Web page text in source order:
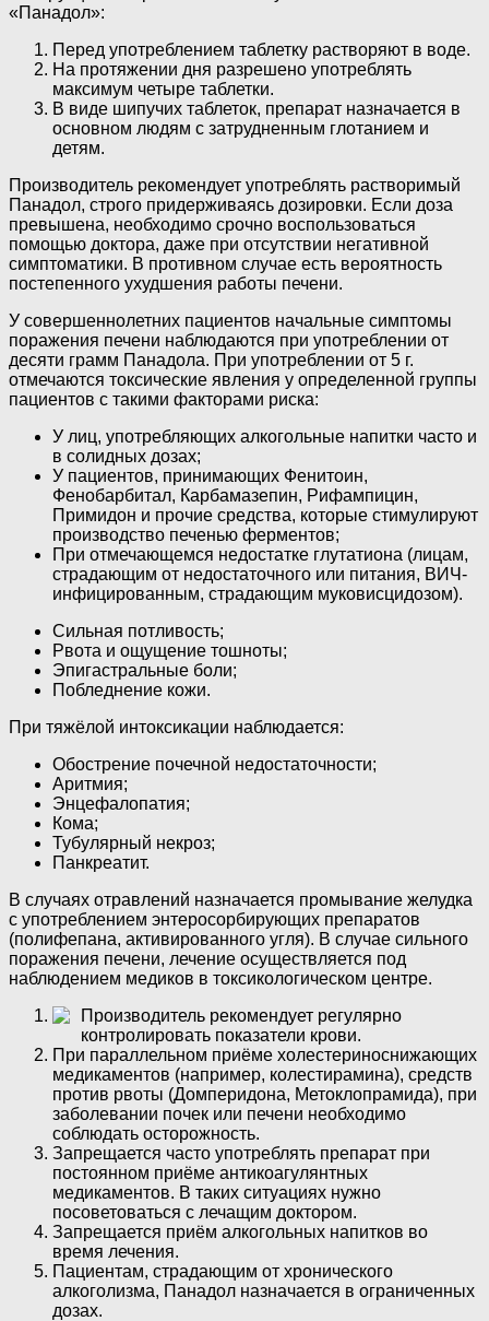
«Панадол»:
Перед употреблением таблетку растворяют в воде.
На протяжении дня разрешено употреблять
максимум четыре таблетки.
В виде шипучих таблеток, препарат назначается в
основном людям с затрудненным глотанием и
детям.
Производитель рекомендует употреблять растворимый
Панадол, строго придерживаясь дозировки. Если доза
превышена, необходимо срочно воспользоваться
помощью доктора, даже при отсутствии негативной
симптоматики. В противном случае есть вероятность
постепенного ухудшения работы печени.
У совершеннолетних пациентов начальные симптомы
поражения печени наблюдаются при употреблении от
десяти грамм Панадола. При употреблении от 5 г.
отмечаются токсические явления у определенной группы
пациентов с такими факторами риска:
У лиц, употребляющих алкогольные напитки часто и
в солидных дозах;
У пациентов, принимающих Фенитоин,
Фенобарбитал, Карбамазепин, Рифампицин,
Примидон и прочие средства, которые стимулируют
производство печенью ферментов;
При отмечающемся недостатке глутатиона (лицам,
страдающим от недостаточного или питания, ВИЧ-
инфицированным, страдающим муковисцидозом).
Сильная потливость;
Рвота и ощущение тошноты;
Эпигастральные боли;
Побледнение кожи.
При тяжёлой интоксикации наблюдается:
Обострение почечной недостаточности;
Аритмия;
Энцефалопатия;
Кома;
Тубулярный некроз;
Панкреатит.
В случаях отравлений назначается промывание желудка
с употреблением энтеросорбирующих препаратов
(полифепана, активированного угля). В случае сильного
поражения печени, лечение осуществляется под
наблюдением медиков в токсикологическом центре.
Производитель рекомендует регулярно
контролировать показатели крови.
При параллельном приёме холестериноснижающих
медикаментов (например, колестирамина), средств
против рвоты (Домперидона, Метоклопрамида), при
заболевании почек или печени необходимо
соблюдать осторожность.
Запрещается часто употреблять препарат при
постоянном приёме антикоагулянтных
медикаментов. В таких ситуациях нужно
посоветоваться с лечащим доктором.
Запрещается приём алкогольных напитков во
время лечения.
Пациентам, страдающим от хронического
алкоголизма, Панадол назначается в ограниченных
дозах.